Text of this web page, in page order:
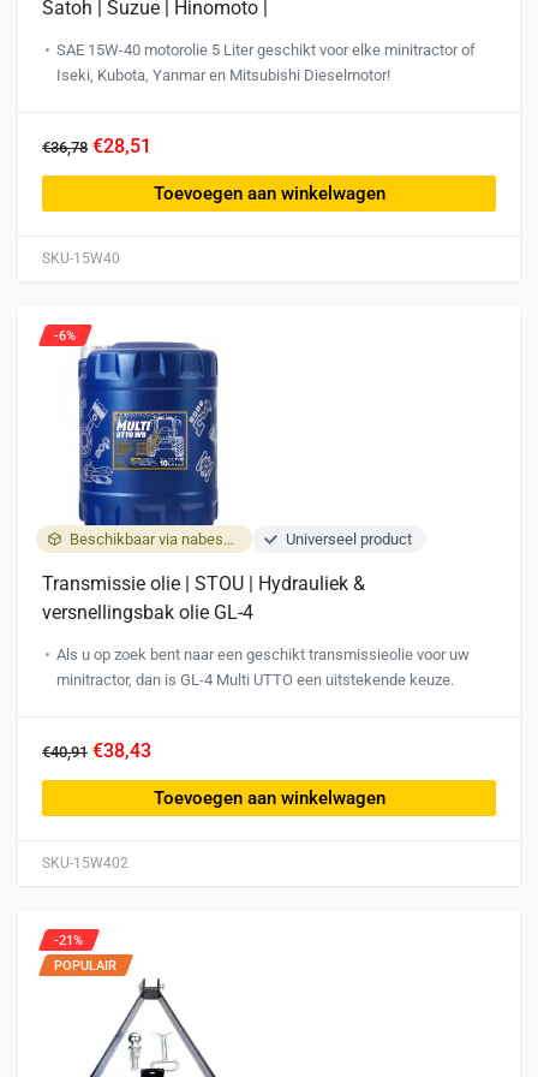
SKU-15W40
Satoh | Suzue | Hinomoto |
SAE 15W-40 motorolie 5 Liter geschikt voor elke minitractor of
Iseki, Kubota, Yanmar en Mitsubishi Dieselmotor!
€36,78 €28,51
Toevoegen aan winkelwagen
Beschikbaar via nabestelling Universeel product
SKU-15W402
-6%
Transmissie olie | STOU | Hydrauliek &
versnellingsbak olie GL-4
Als u op zoek bent naar een geschikt transmissieolie voor uw
minitractor, dan is GL-4 Multi UTTO een uitstekende keuze.
€40,91 €38,43
Toevoegen aan winkelwagen
-21%
POPULAIR